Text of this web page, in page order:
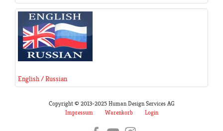
English / Russian
Copyright © 2013-2025 Human Design Services AG
Impressum
Warenkorb Login